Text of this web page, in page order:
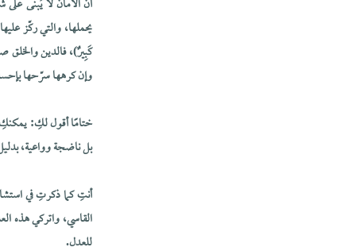
أن الأمان لا يُبنى
يحملها، والتي ركّز
كَبِيرٌ)، فالدين والخلق
وإن كرهها سرّحها
ختامًا أقول لكِ:
بل ناضجة وواعية،
أنتِ كما ذكرتِ في
القاسي، واتركي هذه
للعدل.